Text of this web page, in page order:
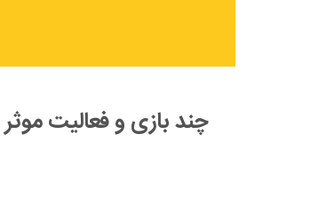
چند بازی و فعالیت موثر